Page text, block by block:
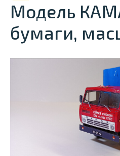
Модель
бумаги,